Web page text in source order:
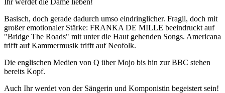
Basisch, doch gerade dadurch umso eindringlicher. Fragil, doch mit
großer emotionaler Stärke: FRANKA DE MILLE beeindruckt auf
"Bridge The Roads" mit unter die Haut gehenden Songs. Americana
trifft auf Kammermusik trifft auf Neofolk.
Die englischen Medien von Q über Mojo bis hin zur BBC stehen
bereits Kopf.
Auch Ihr werdet von der Sängerin und Komponistin begeistert sein!